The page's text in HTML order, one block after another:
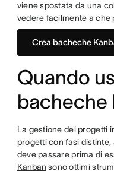
viene spostata da una
vedere facilmente a che
Crea bacheche
Quando
bacheche
La gestione dei progetti
progetti con fasi
deve passare prima di
Kanban sono ottimi